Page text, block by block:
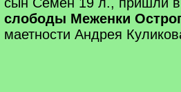
слободы Меженки
маетности Андрея